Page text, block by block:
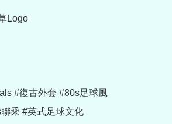
Logo
#復古外套 #80s足球風
乘 #英式足球文化